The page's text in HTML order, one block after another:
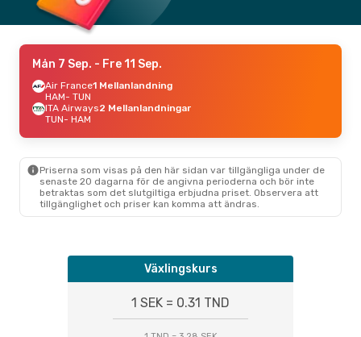
Mån 7 Sep. - Fre 11 Sep.
Air France1 Mellanlandning
HAM- TUN
ITA Airways2 Mellanlandningar
TUN- HAM
Priserna som visas på den här sidan var tillgängliga under de
senaste 20 dagarna för de angivna perioderna och bör inte
betraktas som det slutgiltiga erbjudna priset. Observera att
tillgänglighet och priser kan komma att ändras.
Växlingskurs
1 SEK = 0.31 TND